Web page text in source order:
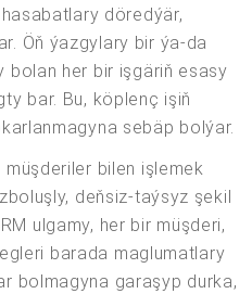
döredýär,
Öň ýazgylary bir ýa-da
bolan her bir işgäriň esasy
bar. Bu, köplenç işiň
sebäp bolýar.
müşderiler bilen işlemek
deňsiz-taýsyz şekil
ulgamy, her bir müşderi,
barada maglumatlary
bolmagyna garaşyp durka,